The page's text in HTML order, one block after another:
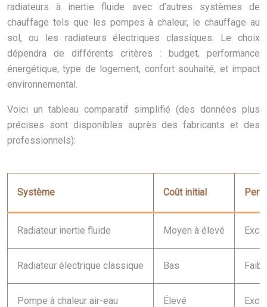
radiateurs à inertie fluide avec d’autres systèmes de
chauffage tels que les pompes à chaleur, le chauffage au
sol, ou les radiateurs électriques classiques. Le choix
dépendra de différents critères : budget, performance
énergétique, type de logement, confort souhaité, et impact
environnemental.
Voici un tableau comparatif simplifié (des données plus
précises sont disponibles auprès des fabricants et des
professionnels):
Système Coût initial
Radiateur inertie fluide Moyen à élevé
Radiateur électrique classique Bas
Pompe à chaleur air-eau Élevé